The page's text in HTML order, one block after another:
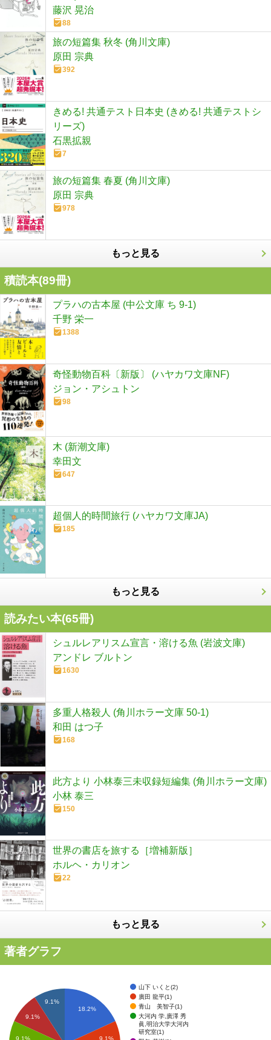
藤沢 晃治
88
旅の短篇集 秋冬 (角川文庫)
原田 宗典
392
きめる! 共通テスト日本史 (きめる! 共通テストシ
リーズ)
石黒拡親
7
旅の短篇集 春夏 (角川文庫)
原田 宗典
978
もっと見る
積読本(89冊)
プラハの古本屋 (中公文庫 ち 9-1)
千野 栄一
1388
奇怪動物百科〔新版〕 (ハヤカワ文庫NF)
ジョン・アシュトン
98
木 (新潮文庫)
幸田文
647
超個人的時間旅行 (ハヤカワ文庫JA)
185
もっと見る
読みたい本(65冊)
シュルレアリスム宣言・溶ける魚 (岩波文庫)
アンドレ ブルトン
1630
多重人格殺人 (角川ホラー文庫 50-1)
和田 はつ子
168
此方より 小林泰三未収録短編集 (角川ホラー文庫)
小林 泰三
150
世界の書店を旅する［増補新版］
ホルヘ・カリオン
22
もっと見る
著者グラフ
山下 いくと(2)
廣田 龍平(1)
青山 美智子(1)
大河内 学,廣澤 秀
眞,明治大学大河内
研究室(1)
18.2%
9.1%
9.1%
9.1%
9.1%